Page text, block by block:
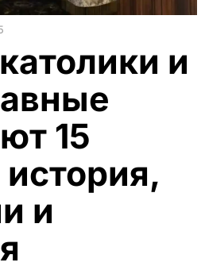
и
15
история,
и